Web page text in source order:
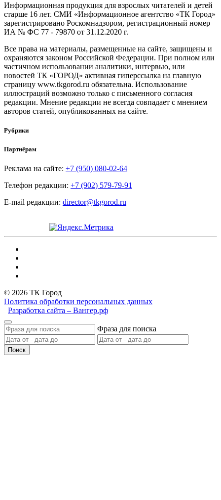
Информационная продукция для взрослых читателей и детей
старше 16 лет. СМИ «Информационное агентство «ТК Город»
зарегистрировано Роскомнадзором, регистрационный номер
ИА № ФС 77 - 79870 от 31.12.2020 г.
Все права на материалы, размещенные на сайте, защищены и
охраняются законом Российской Федерации. При полном или
частичном использовании аналитики, интервью, или
новостей ТК «ГОРОД» активная гиперссылка на главную
страницу www.tkgorod.ru обязательна. Использование
иллюстраций возможно только с письменного согласия
редакции. Мнение редакции не всегда совпадает с мнением
авторов статей, опубликованных на сайте.
Рубрики
Партнёрам
Реклама на сайте: +7 (950) 080-02-64
Телефон редакции: +7 (902) 579-79-91
E-mail редакции: director@tkgorod.ru
© 2026 ТК Город
Политика обработки персональных данных
Разработка сайта – Вангер.рф
Фраза для поиска
Поиск